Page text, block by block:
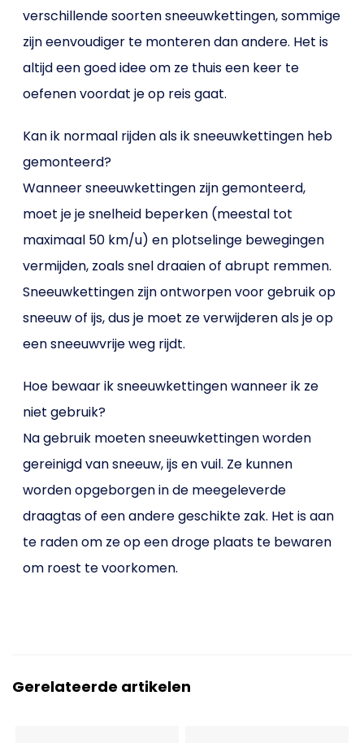
verschillende soorten sneeuwkettingen, sommige
zijn eenvoudiger te monteren dan andere. Het is
altijd een goed idee om ze thuis een keer te
oefenen voordat je op reis gaat.
Kan ik normaal rijden als ik sneeuwkettingen heb
gemonteerd?
Wanneer sneeuwkettingen zijn gemonteerd,
moet je je snelheid beperken (meestal tot
maximaal 50 km/u) en plotselinge bewegingen
vermijden, zoals snel draaien of abrupt remmen.
Sneeuwkettingen zijn ontworpen voor gebruik op
sneeuw of ijs, dus je moet ze verwijderen als je op
een sneeuwvrije weg rijdt.
Hoe bewaar ik sneeuwkettingen wanneer ik ze
niet gebruik?
Na gebruik moeten sneeuwkettingen worden
gereinigd van sneeuw, ijs en vuil. Ze kunnen
worden opgeborgen in de meegeleverde
draagtas of een andere geschikte zak. Het is aan
te raden om ze op een droge plaats te bewaren
om roest te voorkomen.
Gerelateerde artikelen